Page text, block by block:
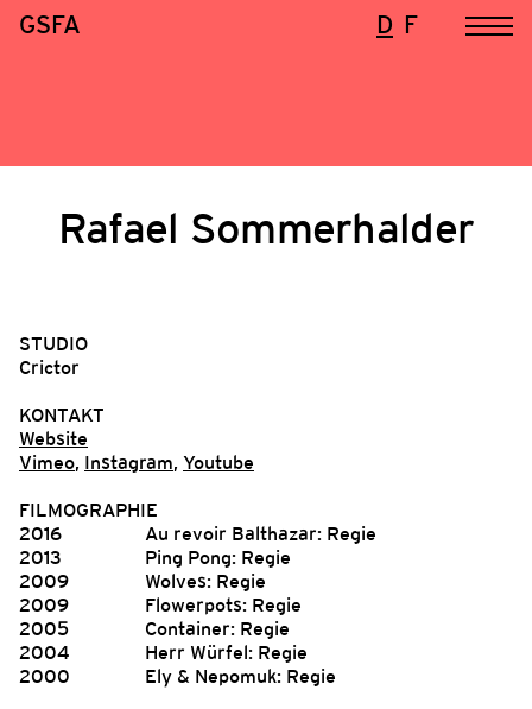
GSFA D F
Rafael Sommerhalder
STUDIO
Crictor
KONTAKT
Website
Vimeo, Instagram, Youtube
FILMOGRAPHIE
2016
Au revoir Balthazar: Regie
2013
Ping Pong: Regie
2009
Wolves: Regie
2009
Flowerpots: Regie
2005
Container: Regie
2004
Herr Würfel: Regie
2000
Ely & Nepomuk: Regie